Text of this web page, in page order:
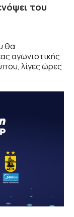
του
θα
αγωνιστικής
λίγες ώρες